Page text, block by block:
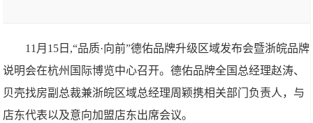
11月15日,“品质·向前”德佑品牌升级区域发布会暨浙皖品牌
说明会在杭州国际博览中心召开。德佑品牌全国总经理赵涛、
贝壳找房副总裁兼浙皖区域总经理周颖携相关部门负责人，与
店东代表以及意向加盟店东出席会议。